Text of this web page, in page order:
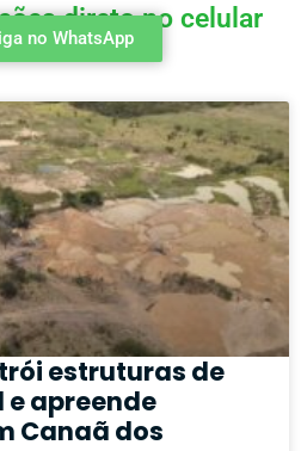
direto no celular
no WhatsApp
estruturas de
apreende
Canaã dos